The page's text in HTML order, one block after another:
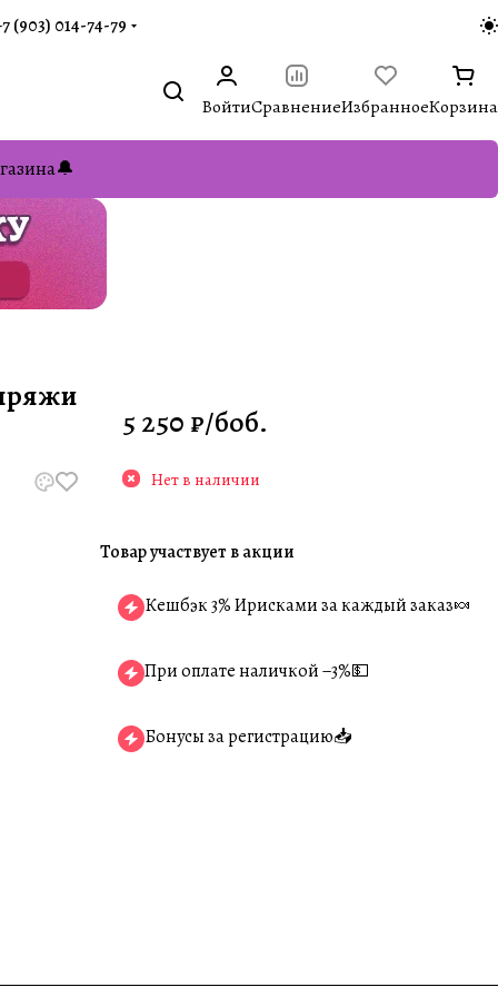
(903) 014-74-79‬
ВойтиСравнениеИзбранноеКорзина
5 250 ₽/боб.
Нет в наличии
Товар участвует в акции
Кешбэк 3% Ирисками за каждый заказ🍬
При оплате наличкой −3%💵
Бонусы за регистрацию📥